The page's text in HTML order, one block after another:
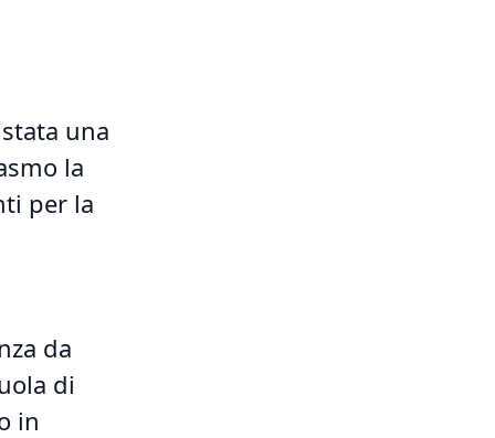
una
la
per la
da
di
in